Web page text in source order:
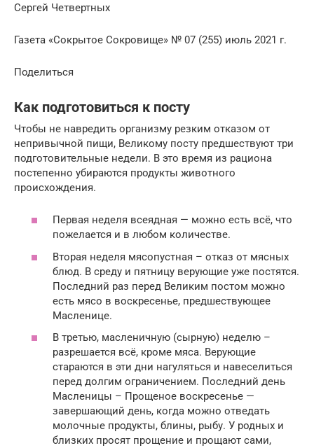
Сергей Четвертных
Газета «Сокрытое Сокровище» № 07 (255) июль 2021 г.
Поделиться
Как подготовиться к посту
Чтобы не навредить организму резким отказом от
непривычной пищи, Великому посту предшествуют три
подготовительные недели. В это время из рациона
постепенно убираются продукты животного
происхождения.
Первая неделя всеядная — можно есть всё, что
пожелается и в любом количестве.
Вторая неделя мясопустная – отказ от мясных
блюд. В среду и пятницу верующие уже постятся.
Последний раз перед Великим постом можно
есть мясо в воскресенье, предшествующее
Масленице.
В третью, масленичную (сырную) неделю –
разрешается всё, кроме мяса. Верующие
стараются в эти дни нагуляться и навеселиться
перед долгим ограничением. Последний день
Масленицы – Прощеное воскресенье —
завершающий день, когда можно отведать
молочные продукты, блины, рыбу. У родных и
близких просят прощение и прощают сами,